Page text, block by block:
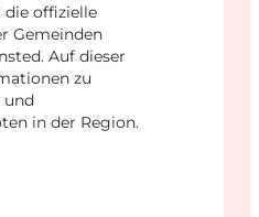
offizielle
Gemeinden
Auf dieser
zu
und
in der Region.